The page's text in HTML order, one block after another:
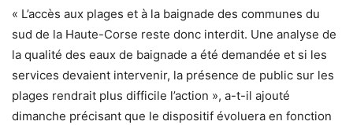
« L’accès aux plages et à la baignade des communes du
sud de la Haute-Corse reste donc interdit. Une analyse de
la qualité des eaux de baignade a été demandée et si les
services devaient intervenir, la présence de public sur les
plages rendrait plus difficile l’action », a-t-il ajouté
dimanche précisant que le dispositif évoluera en fonction